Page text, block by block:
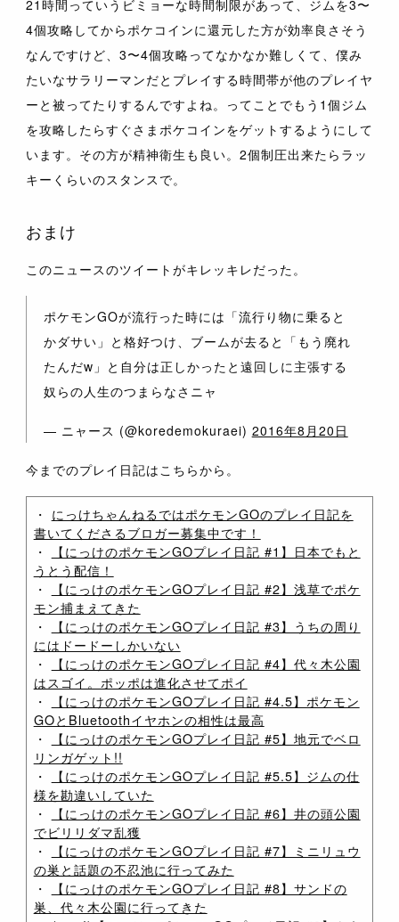
21時間っていうビミョーな時間制限があって、ジムを3〜
4個攻略してからポケコインに還元した方が効率良さそう
なんですけど、3〜4個攻略ってなかなか難しくて、僕み
たいなサラリーマンだとプレイする時間帯が他のプレイヤ
ーと被ってたりするんですよね。ってことでもう1個ジム
を攻略したらすぐさまポケコインをゲットするようにして
います。その方が精神衛生も良い。2個制圧出来たらラッ
キーくらいのスタンスで。
おまけ
このニュースのツイートがキレッキレだった。
ポケモンGOが流行った時には「流行り物に乗ると
かダサい」と格好つけ、ブームが去ると「もう廃れ
たんだw」と自分は正しかったと遠回しに主張する
奴らの人生のつまらなさニャ
— ニャース (@koredemokuraei) 2016年8月20日
今までのプレイ日記はこちらから。
・ にっけちゃんねるではポケモンGOのプレイ日記を
書いてくださるブロガー募集中です！
・
【にっけのポケモンGOプレイ日記 #1】日本でもと
うとう配信！
・
【にっけのポケモンGOプレイ日記 #2】浅草でポケ
モン捕まえてきた
・
【にっけのポケモンGOプレイ日記 #3】うちの周り
にはドードーしかいない
・
【にっけのポケモンGOプレイ日記 #4】代々木公園
はスゴイ。ポッポは進化させてポイ
・
【にっけのポケモンGOプレイ日記 #4.5】ポケモン
GOとBluetoothイヤホンの相性は最高
・
【にっけのポケモンGOプレイ日記 #5】地元でベロ
リンガゲット!!
・
【にっけのポケモンGOプレイ日記 #5.5】ジムの仕
様を勘違いしていた
・
【にっけのポケモンGOプレイ日記 #6】井の頭公園
でビリリダマ乱獲
・
【にっけのポケモンGOプレイ日記 #7】ミニリュウ
の巣と話題の不忍池に行ってみた
・
【にっけのポケモンGOプレイ日記 #8】サンドの
巣、代々木公園に行ってきた